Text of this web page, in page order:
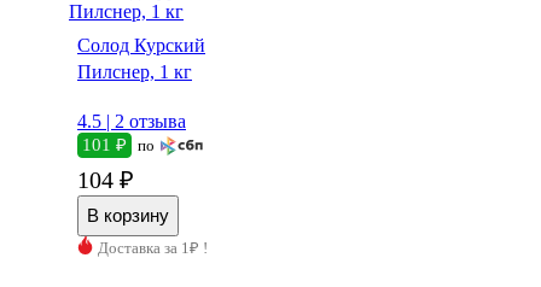
Солод Курский
Пилснер, 1 кг
4.5 | 2 отзыва
101 ₽ по
104 ₽
Доставка за 1₽ !